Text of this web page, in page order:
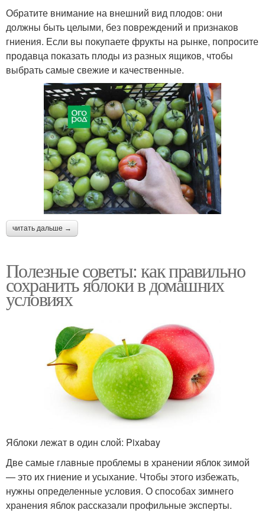
Обратите внимание на внешний вид плодов: они
должны быть целыми, без повреждений и признаков
гниения. Если вы покупаете фрукты на рынке, попросите
продавца показать плоды из разных ящиков, чтобы
выбрать самые свежие и качественные.
читать дальше →
Полезные советы: как правильно
сохранить яблоки в домашних
условиях
Яблоки лежат в один слой: Pixabay
Две самые главные проблемы в хранении яблок зимой
— это их гниение и усыхание. Чтобы этого избежать,
нужны определенные условия. О способах зимнего
хранения яблок рассказали профильные эксперты.